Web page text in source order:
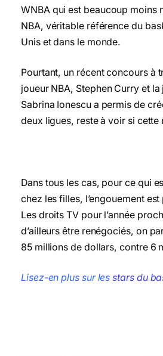
WNBA qui est beaucoup moins
NBA, véritable référence du
Unis et dans le monde.
Pourtant, un récent concours à
joueur NBA, Stephen Curry et la
Sabrina Ionescu a permis de
deux ligues, reste à voir si
Dans tous les cas, pour ce qui
chez les filles, l’engouement
Les droits TV pour l’année
d’ailleurs être renégociés, on
85 millions de dollars, contre 6
Lisez-en plus sur lesstars du